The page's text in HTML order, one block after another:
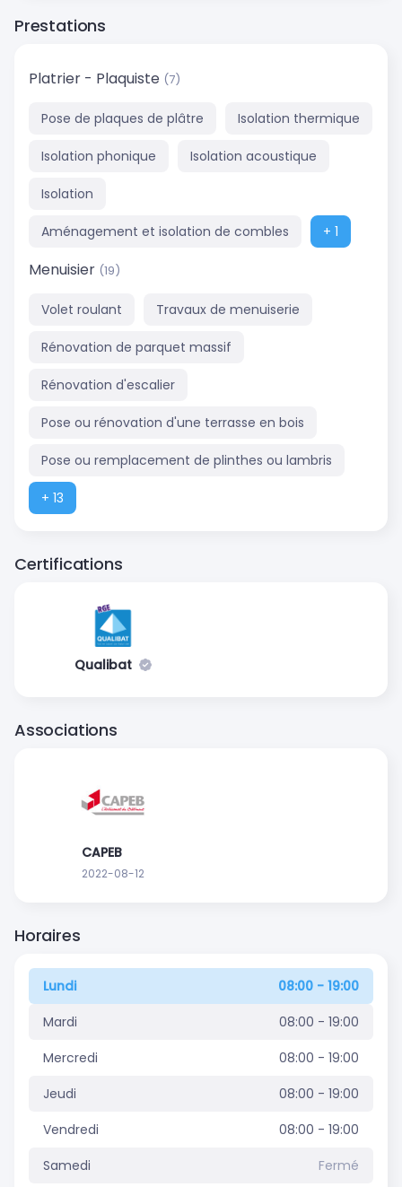
Prestations
Platrier - Plaquiste (7)
Pose de plaques de plâtre Isolation thermique
Isolation phonique Isolation acoustique
Isolation
Aménagement et isolation de combles + 1
Menuisier (19)
Volet roulant Travaux de menuiserie
Rénovation de parquet massif
Rénovation d'escalier
Pose ou rénovation d'une terrasse en bois
Pose ou remplacement de plinthes ou lambris
+ 13
Certifications
Qualibat
Associations
CAPEB
2022-08-12
Horaires
Lundi
08:00 - 19:00
Mardi
08:00 - 19:00
Mercredi
08:00 - 19:00
Jeudi
08:00 - 19:00
Vendredi
08:00 - 19:00
Samedi
Fermé